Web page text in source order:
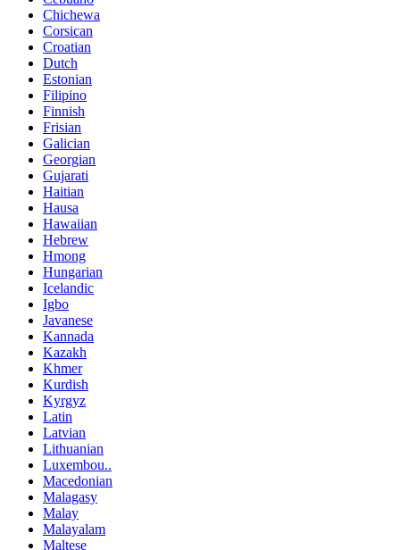
Chichewa
Corsican
Croatian
Dutch
Estonian
Filipino
Finnish
Frisian
Galician
Georgian
Gujarati
Haitian
Hausa
Hawaiian
Hebrew
Hmong
Hungarian
Icelandic
Igbo
Javanese
Kannada
Kazakh
Khmer
Kurdish
Kyrgyz
Latin
Latvian
Lithuanian
Luxembou..
Macedonian
Malagasy
Malay
Malayalam
Maltese